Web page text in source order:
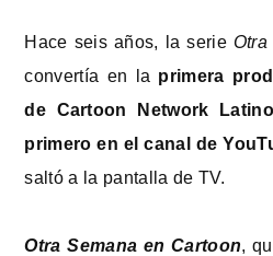
Hace seis años, la serie
convertía en la primera
de Cartoon Network
primero en el canal de
saltó a la pantalla de TV.
Otra Semana en Cartoon,